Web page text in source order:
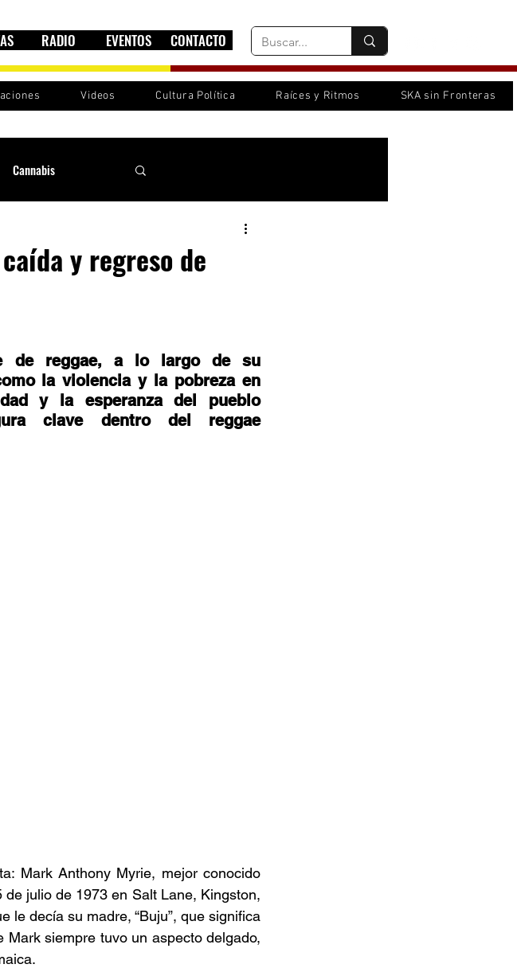
RADIO EVENTOS CONTACTO
Videos Cultura Política Raíces y Ritmos SKA sin Fronteras
Cannabis
y regreso de
de reggae, a lo largo de su
la violencia y la pobreza en
y la esperanza del pueblo
clave dentro del reggae
Mark Anthony Myrie, mejor conocido
julio de 1973 en Salt Lane, Kingston,
le decía su madre, “Buju”, que significa
siempre tuvo un aspecto delgado,